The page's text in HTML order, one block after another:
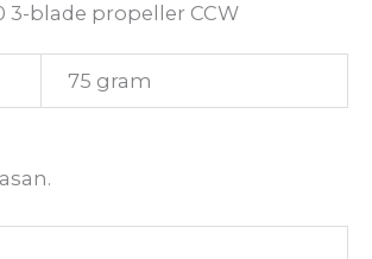
3-blade propeller CCW
75 gram